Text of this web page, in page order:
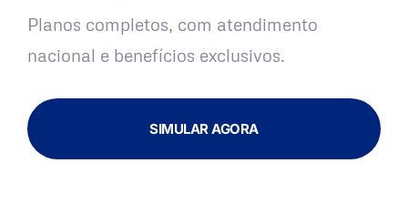
Planos completos, com atendimento
nacional e benefícios exclusivos.
SIMULAR AGORA